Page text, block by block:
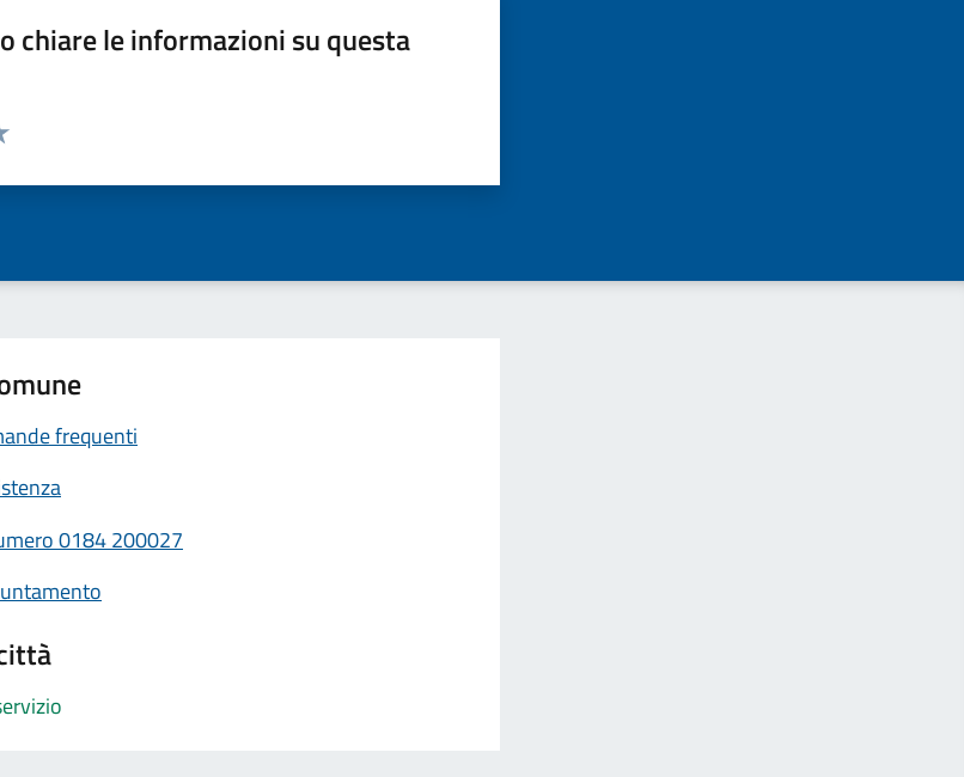
chiare le informazioni su questa
pagina
frequenti
0184 200027